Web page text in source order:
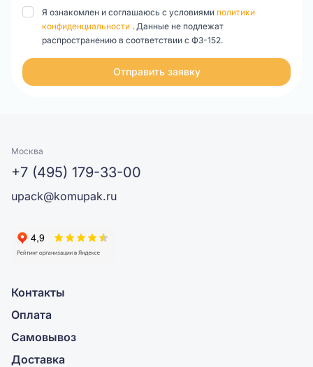
Я ознакомлен и соглашаюсь с условиями политики
конфиденциальности . Данные не подлежат
распространению в соответствии с ФЗ-152.
Отправить заявку
Москва
+7 (495) 179-33-00
upack@komupak.ru
Контакты
Оплата
Самовывоз
Доставка